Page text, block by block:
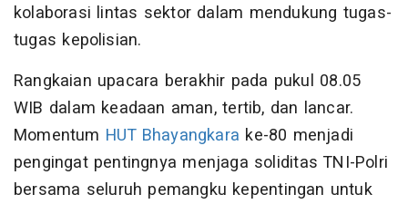
kolaborasi lintas sektor dalam mendukung tugas-
tugas kepolisian.
Rangkaian upacara berakhir pada pukul 08.05
WIB dalam keadaan aman, tertib, dan lancar.
Momentum HUT Bhayangkara ke-80 menjadi
pengingat pentingnya menjaga soliditas TNI-Polri
bersama seluruh pemangku kepentingan untuk